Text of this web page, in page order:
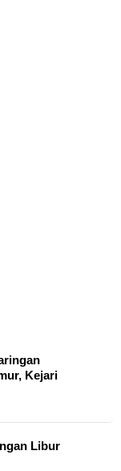
Kejari
Libur